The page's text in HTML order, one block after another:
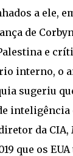
a ele,
de
e
interno, o
sugeriu
inteligência
da CIA,
que os